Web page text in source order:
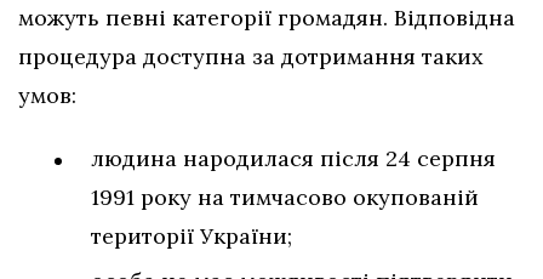
можуть певні категорії громадян. Відповідна
процедура доступна за дотримання таких
умов:
людина народилася після 24 серпня
1991 року на тимчасово окупованій
території України;